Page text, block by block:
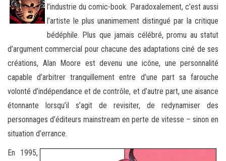
l’industrie du comic-book. Paradoxalement, c’est aussi
l’artiste le plus unanimement distingué par la critique
bédéphile. Plus que jamais célébré, promu au statut
d’argument commercial pour chacune des adaptations ciné de ses
créations, Alan Moore est devenu une icône, une personnalité
capable d’arbitrer tranquillement entre d’une part sa farouche
volonté d’indépendance et de contrôle, et d’autre part, une aisance
étonnante lorsqu’il s’agit de revisiter, de redynamiser des
personnages d’éditeurs mainstream en perte de vitesse – sinon en
situation d’errance.
En 1995,